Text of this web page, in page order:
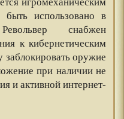
использовано в
снабжен
к кибернетическим
заблокировать оружие
при наличии не
и активной интернет-